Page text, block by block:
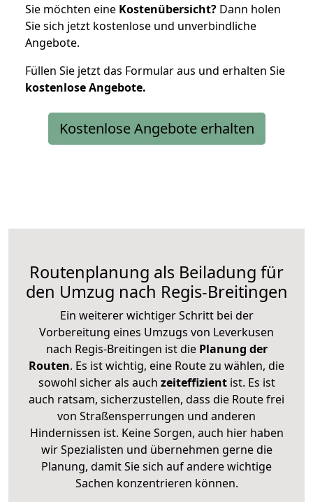
Sie möchten eine Kostenübersicht? Dann holen
Sie sich jetzt kostenlose und unverbindliche
Angebote.
Füllen Sie jetzt das Formular aus und erhalten Sie
kostenloseAngebote.
Kostenlose Angebote erhalten
Routenplanung als Beiladung für
den Umzug nach Regis-Breitingen
Ein weiterer wichtiger Schritt bei der
Vorbereitung eines Umzugs von Leverkusen
nach Regis-Breitingen ist diePlanung der
Routen. Es ist wichtig, eine Route zu wählen, die
sowohl sicher als auch zeiteffizientist. Es ist
auch ratsam, sicherzustellen, dass die Route frei
von Straßensperrungen und anderen
Hindernissen ist. Keine Sorgen, auch hier haben
wir Spezialisten und übernehmen gerne die
Planung, damit Sie sich auf andere wichtige
Sachen konzentrieren können.